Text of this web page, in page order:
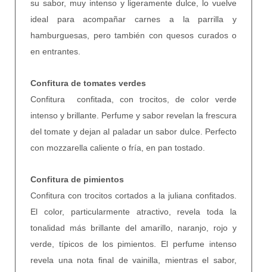
su sabor, muy intenso y ligeramente dulce, lo vuelve
ideal para acompañar carnes a la parrilla y
hamburguesas, pero también con quesos curados o
en entrantes.
Confitura de tomates verdes
Confitura confitada, con trocitos, de color verde
intenso y brillante. Perfume y sabor revelan la frescura
del tomate y dejan al paladar un sabor dulce. Perfecto
con mozzarella caliente o fría, en pan tostado.
Confitura de pimientos
Confitura con trocitos cortados a la juliana confitados.
El color, particularmente atractivo, revela toda la
tonalidad más brillante del amarillo, naranjo, rojo y
verde, típicos de los pimientos. El perfume intenso
revela una nota final de vainilla, mientras el sabor,